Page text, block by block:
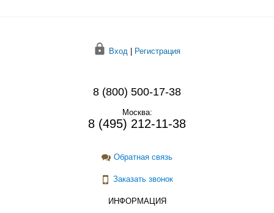
Вход | Регистрация
8 (800) 500-17-38
Москва:
8 (495) 212-11-38
Обратная связь
Заказать звонок
ИНФОРМАЦИЯ